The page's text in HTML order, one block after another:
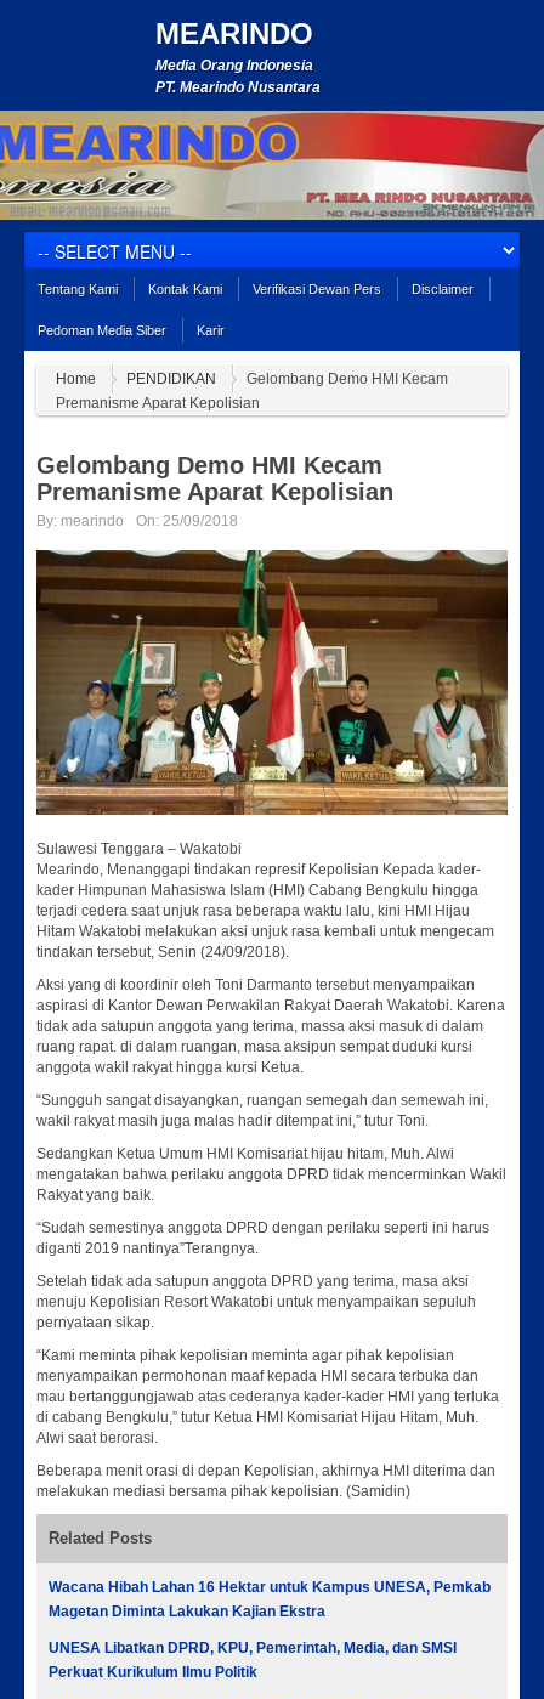
MEARINDO
Media Orang Indonesia
PT. Mearindo Nusantara
Tentang Kami Kontak Kami Verifikasi Dewan Pers Disclaimer
Pedoman Media Siber Karir
Home PENDIDIKAN
Gelombang Demo HMI Kecam
Premanisme Aparat Kepolisian
Gelombang Demo HMI Kecam
Premanisme Aparat Kepolisian
By: mearindo On: 25/09/2018
Sulawesi Tenggara – Wakatobi
Mearindo, Menanggapi tindakan represif Kepolisian Kepada kader-
kader Himpunan Mahasiswa Islam (HMI) Cabang Bengkulu hingga
terjadi cedera saat unjuk rasa beberapa waktu lalu, kini HMI Hijau
Hitam Wakatobi melakukan aksi unjuk rasa kembali untuk mengecam
tindakan tersebut, Senin (24/09/2018).
Aksi yang di koordinir oleh Toni Darmanto tersebut menyampaikan
aspirasi di Kantor Dewan Perwakilan Rakyat Daerah Wakatobi. Karena
tidak ada satupun anggota yang terima, massa aksi masuk di dalam
ruang rapat. di dalam ruangan, masa aksipun sempat duduki kursi
anggota wakil rakyat hingga kursi Ketua.
“Sungguh sangat disayangkan, ruangan semegah dan semewah ini,
wakil rakyat masih juga malas hadir ditempat ini,” tutur Toni.
Sedangkan Ketua Umum HMI Komisariat hijau hitam, Muh. Alwi
mengatakan bahwa perilaku anggota DPRD tidak mencerminkan Wakil
Rakyat yang baik.
“Sudah semestinya anggota DPRD dengan perilaku seperti ini harus
diganti 2019 nantinya”Terangnya.
Setelah tidak ada satupun anggota DPRD yang terima, masa aksi
menuju Kepolisian Resort Wakatobi untuk menyampaikan sepuluh
pernyataan sikap.
“Kami meminta pihak kepolisian meminta agar pihak kepolisian
menyampaikan permohonan maaf kepada HMI secara terbuka dan
mau bertanggungjawab atas cederanya kader-kader HMI yang terluka
di cabang Bengkulu,” tutur Ketua HMI Komisariat Hijau Hitam, Muh.
Alwi saat berorasi.
Beberapa menit orasi di depan Kepolisian, akhirnya HMI diterima dan
melakukan mediasi bersama pihak kepolisian. (Samidin)
Related Posts
Wacana Hibah Lahan 16 Hektar untuk Kampus UNESA, Pemkab
Magetan Diminta Lakukan Kajian Ekstra
UNESA Libatkan DPRD, KPU, Pemerintah, Media, dan SMSI
Perkuat Kurikulum Ilmu Politik